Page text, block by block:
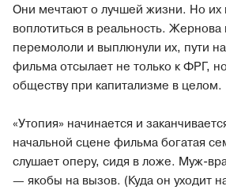
Они мечтают о лучшей жизни. Но их
воплотиться в реальность. Жернова
перемололи и выплюнули их, пути
фильма отсылает не только к ФРГ,
обществу при капитализме в целом.
«Утопия» начинается и
начальной сцене фильма богатая
слушает оперу, сидя в ложе. Муж-
— якобы на вызов. (Куда он уходит